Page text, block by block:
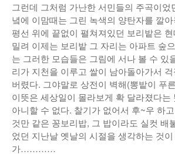
그런데 그처럼 가난한 서민들의 주곡이었
녘에 이맘때는 그린 녹색의 양탄자를 깔
평선 위에 끝없이 펼쳐져있던 보리밭은
밀려 이제는 보리밭 그 자리는 아파트 숲
는 그러한 모습들은 그림에 서나 볼 수 있
리가 지천을 이루고 쌀이 남아돌아가서
버렸다. 그야말로 상전이 벽해(뽕밭이 푸
이뜻은 세상일이 몰라보게 확 달라졌다는
아니할 수 없다. 찰기가 없어서 후~우 하
것만 같은 꽁보리밥, 그 밥이라도 실컷 배
었던 지난날 옛날의 시절을 생각하는 것
가…………